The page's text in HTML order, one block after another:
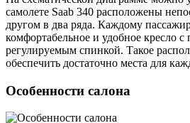
самолете Saab 340 расположены
другом в два ряда. Каждому
комфортабельное и удобное кресло
регулируемым спинкой. Такое
обеспечить достаточно места для
Особенности салона